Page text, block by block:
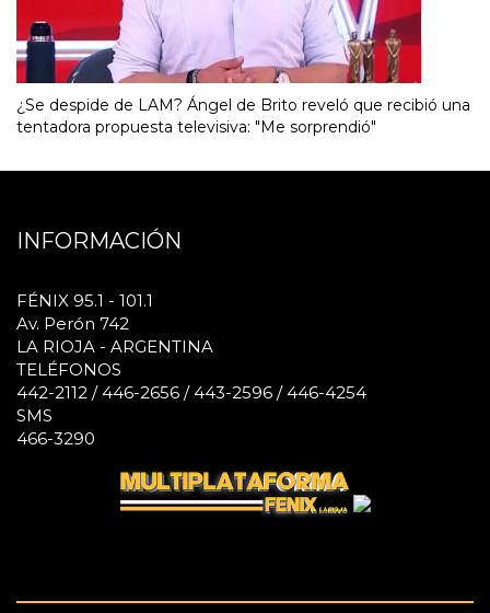
¿Se despide de LAM? Ángel de Brito reveló que recibió una
tentadora propuesta televisiva: "Me sorprendió"
INFORMACIÓN
FÉNIX 95.1 - 101.1
Av. Perón 742
LA RIOJA - ARGENTINA
TELÉFONOS
442-2112 / 446-2656 / 443-2596 / 446-4254
SMS
466-3290